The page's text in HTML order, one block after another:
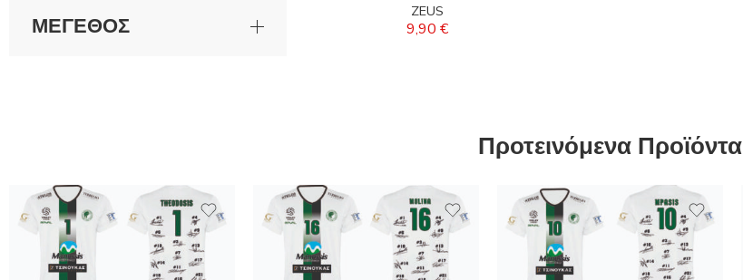
ZEUS
9,90 €
ΜΕΓΕΘΟΣ
Προτεινόμενα Προϊόντα